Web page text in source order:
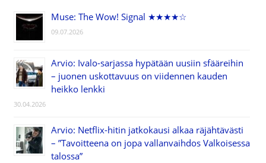
Muse: The Wow! Signal ★★★★☆
09.07.2026
Arvio: Ivalo-sarjassa hypätään uusiin sfääreihin
– juonen uskottavuus on viidennen kauden
heikko lenkki
30.04.2026
Arvio: Netflix-hitin jatkokausi alkaa räjähtävästi
– ”Tavoitteena on jopa vallanvaihdos Valkoisessa
talossa”